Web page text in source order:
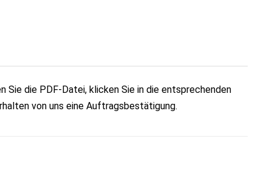
die PDF-Datei, klicken Sie in die entsprechenden
von uns eine Auftragsbestätigung.